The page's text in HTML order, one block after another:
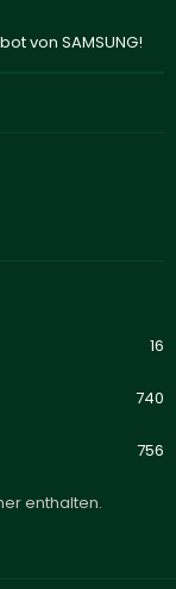
von SAMSUNG!
16
740
756
enthalten.